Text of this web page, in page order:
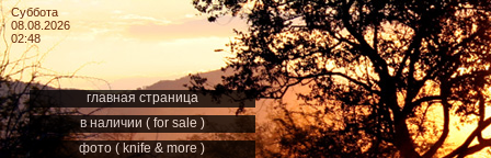
Суббота
08.08.2026
02:48
главная страница
в наличии ( for sale )
фото ( knife & more )